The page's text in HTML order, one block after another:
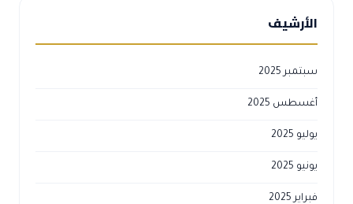
الأرشيف
سبتمبر 2025
أغسطس 2025
فبراير 2025